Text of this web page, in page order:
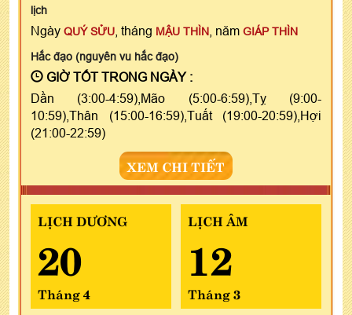
lịch
Ngày QUÝ SỬU , tháng MẬU THÌN , năm GIÁP THÌN
Hắc đạo (nguyên vu hắc đạo)
GIỜ TỐT TRONG NGÀY :
Dần (3:00-4:59),Mão (5:00-6:59),Tỵ (9:00-
10:59),Thân (15:00-16:59),Tuất (19:00-20:59),Hợi
(21:00-22:59)
XEM CHI TIẾT
LỊCH DƯƠNG
20
Tháng 4
LỊCH ÂM
12
Tháng 3